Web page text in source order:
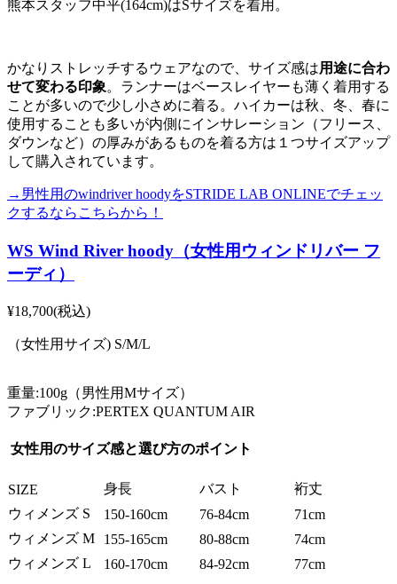
熊本スタッフ中平(164cm)はSサイズを着用。
かなりストレッチするウェアなので、サイズ感は用途に合わ
せて変わる印象。ランナーはベースレイヤーも薄く着用する
ことが多いので少し小さめに着る。ハイカーは秋、冬、春に
使用することも多いが内側にインサレーション（フリース、
ダウンなど）の厚みがあるものを着る方は１つサイズアップ
して購入されています。
→男性用のwindriver hoodyをSTRIDE LAB ONLINEでチェッ
クするならこちらから！
WS Wind River hoody（女性用ウィンドリバー フ
ーディ）
¥18,700(税込)
（女性用サイズ) S/M/L
重量:100g（男性用Mサイズ）
ファブリック:PERTEX QUANTUM AIR
女性用のサイズ感と選び方のポイント
SIZE 身長 バスト
裄丈
ウィメンズ S
150-160cm 76-84cm
71cm
ウィメンズ M
155-165cm 80-88cm
74cm
ウィメンズ L
160-170cm 84-92cm 77cm